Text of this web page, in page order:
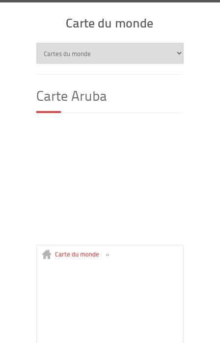
Carte du monde
Carte Aruba
Carte du monde »